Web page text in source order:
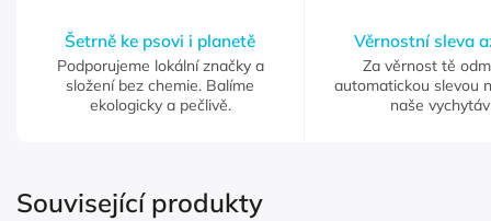
Šetrně ke psovi i planetě
Podporujeme lokální značky a
složení bez chemie. Balíme
ekologicky a pečlivě.
Věrnostní sleva
Za věrnost tě
automatickou slevou
naše
Související produkty